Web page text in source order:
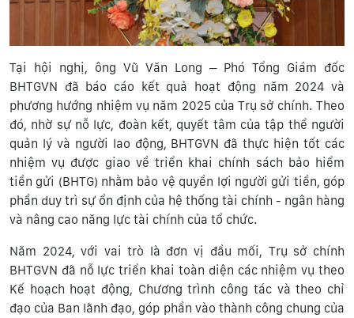
Tại hội nghị, ông Vũ Văn Long – Phó Tổng Giám đốc
BHTGVN đã báo cáo kết quả hoạt động năm 2024 và
phương hướng nhiệm vụ năm 2025 của Trụ sở chính. Theo
đó, nhờ sự nỗ lực, đoàn kết, quyết tâm của tập thể người
quản lý và người lao động, BHTGVN đã thực hiện tốt các
nhiệm vụ được giao về triển khai chính sách bảo hiểm
tiền gửi (BHTG) nhằm bảo vệ quyền lợi người gửi tiền, góp
phần duy trì sự ổn định của hệ thống tài chính - ngân hàng
và nâng cao năng lực tài chính của tổ chức.
Năm 2024, với vai trò là đơn vị đầu mối, Trụ sở chính
BHTGVN đã nỗ lực triển khai toàn diện các nhiệm vụ theo
Kế hoạch hoạt động, Chương trình công tác và theo chỉ
đạo của Ban lãnh đạo, góp phần vào thành công chung của